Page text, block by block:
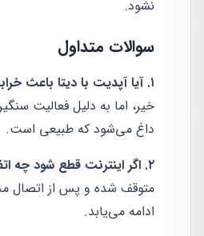
نشود.
سوالات متداول
۱. آیا آپدیت با دیتا باعث خرابی باتری می‌شود؟
خیر، اما به دلیل فعالیت
داغ می‌شود که طبیعی است.
۲. اگر اینترنت قطع شود چه اتفاقی می‌افتد؟
متوقف شده و پس از اتصال
ادامه می‌یابد.